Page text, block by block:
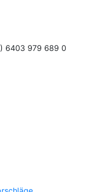
6403 979 689 0